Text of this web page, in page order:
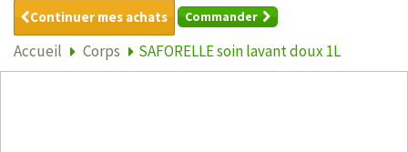
Continuer mes achats Commander
Accueil Corps SAFORELLE soin lavant doux 1L